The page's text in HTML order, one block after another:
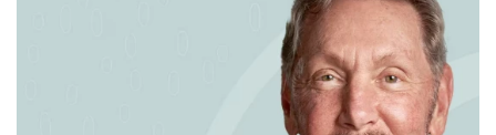
Vagy fedezze fel a következő
témákat
Legyél jobb!